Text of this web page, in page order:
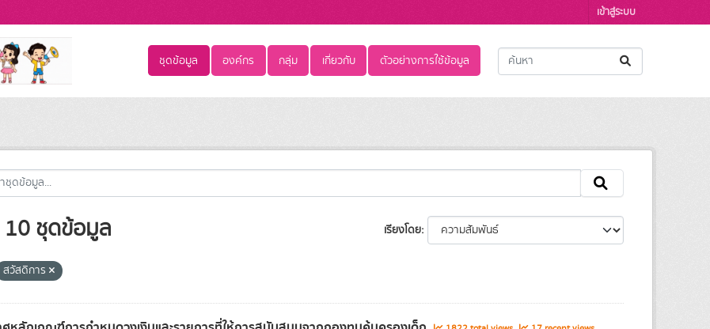
เข้าสู่ระบบ
ชุดข้อมูล องค์กร กลุ่ม เกี่ยวกับ ตัวอย่างการใช้ข้อมูล
เรียงโดย
ชุดข้อมูล
สวัสดิการ